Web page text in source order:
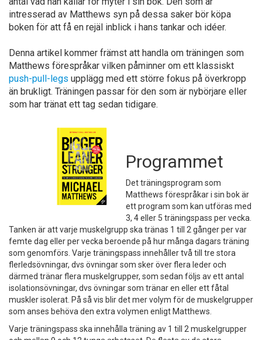
intresserad av Matthews syn på dessa saker bör köpa
boken för att få en rejäl inblick i hans tankar och idéer.
Denna artikel kommer främst att handla om träningen som
Matthews förespråkar vilken påminner om ett klassiskt
push-pull-legs upplägg med ett större fokus på överkropp
än brukligt. Träningen passar för den som är nybörjare eller
som har tränat ett tag sedan tidigare.
Programmet
Det träningsprogram som
Matthews förespråkar i sin bok är
ett program som kan utföras med
3, 4 eller 5 träningspass per vecka.
Tanken är att varje muskelgrupp ska tränas 1 till 2 gånger per var
femte dag eller per vecka beroende på hur många dagars träning
som genomförs. Varje träningspass innehåller två till tre stora
flerledsövningar, dvs övningar som sker över flera leder och
därmed tränar flera muskelgrupper, som sedan följs av ett antal
isolationsövningar, dvs övningar som tränar en eller ett fåtal
muskler isolerat. På så vis blir det mer volym för de muskelgrupper
som anses behöva den extra volymen enligt Matthews.
Varje träningspass ska innehålla träning av 1 till 2 muskelgrupper